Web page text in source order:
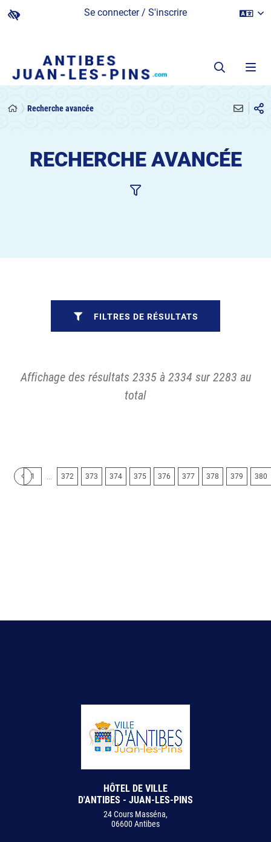
Se connecter / S'inscrire
Recherche avancée
RECHERCHE AVANCÉE
Affichage des résultats 2335 à 2334 sur 2283 au
total
1 372 373 374 375 376 377 378 379 380
FILTRES DE RÉSULTATS
HÔTEL DE VILLE
D'ANTIBES - JUAN-LES-PINS
24 Cours Masséna,
06600 Antibes